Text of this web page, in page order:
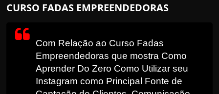
e
CURSO FADAS EMPREENDEDORAS
Com Relação ao Curso Fadas
Empreendedoras que mostra Como
Aprender Do Zero Como Utilizar seu
Instagram como Principal Fonte de